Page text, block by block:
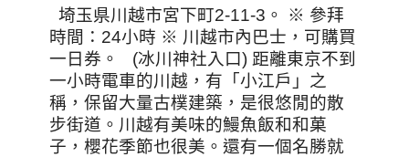
埼玉県川越市宮下町2-11-3。 ※ 參拜
時間：24小時 ※ 川越市內巴士，可購買
一日券。 (冰川神社入口) 距離東京不到
一小時電車的川越，有「小江戶」之
稱，保留大量古樸建築，是很悠閒的散
步街道。川越有美味的鰻魚飯和和菓
子，櫻花季節也很美。還有一個名勝就